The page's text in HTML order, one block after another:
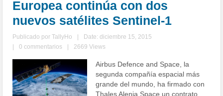
Europea continúa con dos
nuevos satélites Sentinel-1
Publicado porTallyHo
Date: diciembre 15, 2015
0 commentarios 2669 Views
Airbus Defence and Space, la
segunda compañía espacial más
grande del mundo, ha firmado con
Thales Alenia Space un contrato